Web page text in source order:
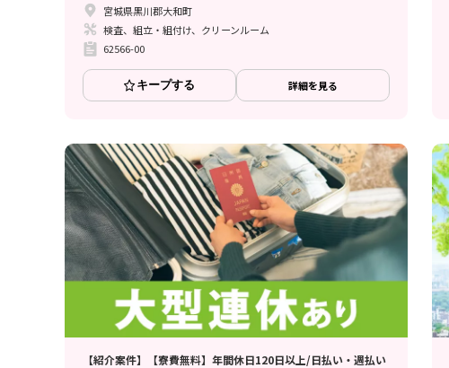
宮城県黒川郡大和町
検査、組立・組付け、クリーンルーム
62566-00
キープする 詳細を見る
【紹介案件】【寮費無料】年間休日120日以上/日払い・週払い